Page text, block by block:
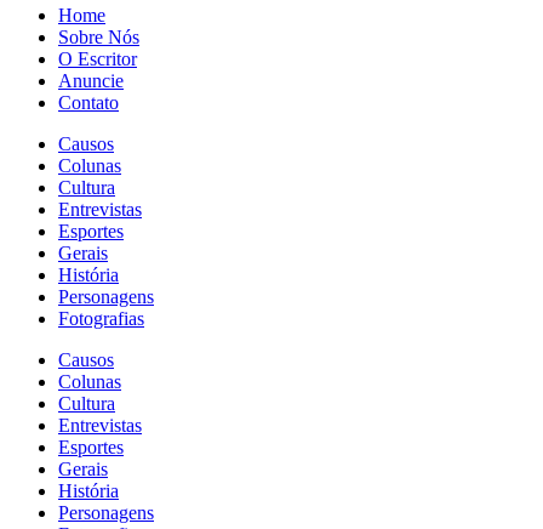
Home
Sobre Nós
O Escritor
Anuncie
Contato
Causos
Colunas
Cultura
Entrevistas
Esportes
Gerais
História
Personagens
Fotografias
Causos
Colunas
Cultura
Entrevistas
Esportes
Gerais
História
Personagens